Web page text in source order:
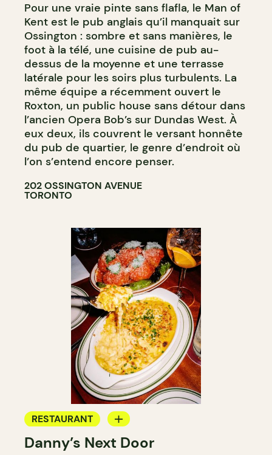
Pour une vraie pinte sans flafla, le Man of
Kent est le pub anglais qu’il manquait sur
Ossington : sombre et sans manières, le
foot à la télé, une cuisine de pub au-
dessus de la moyenne et une terrasse
latérale pour les soirs plus turbulents. La
même équipe a récemment ouvert le
Roxton, un public house sans détour dans
l’ancien Opera Bob’s sur Dundas West. À
eux deux, ils couvrent le versant honnête
du pub de quartier, le genre d’endroit où
l’on s’entend encore penser.
202 OSSINGTON AVENUE
TORONTO
RESTAURANT
BAR
Danny’s Next Door